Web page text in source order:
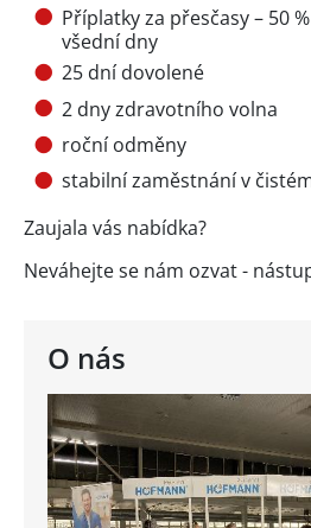
O nás
Příplatky za přesčasy – 50
všední dny
25 dní dovolené
2 dny zdravotního volna
roční odměny
stabilní zaměstnání v
Zaujala vás nabídka?
Neváhejte se nám ozvat -